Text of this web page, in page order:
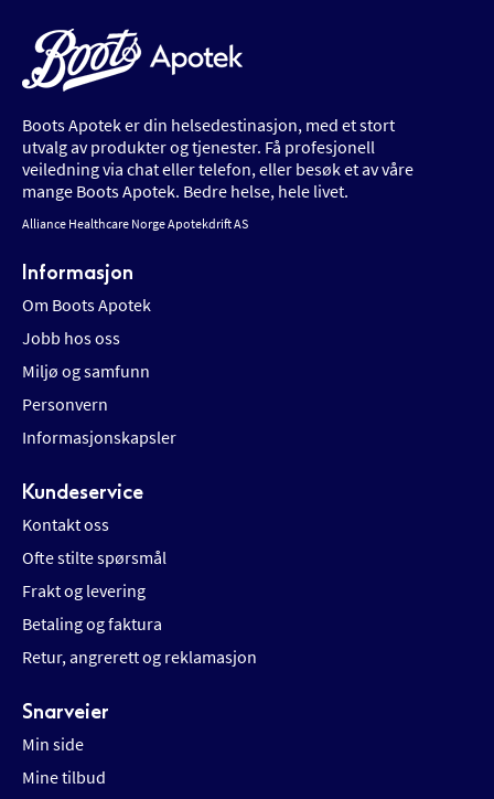
Boots Apotek er din helsedestinasjon, med et stort
utvalg av produkter og tjenester. Få profesjonell
veiledning via chat eller telefon, eller besøk et av våre
mange Boots Apotek. Bedre helse, hele livet.
Alliance Healthcare Norge Apotekdrift AS
Informasjon
Om Boots Apotek
Jobb hos oss
Miljø og samfunn
Personvern
Informasjonskapsler
Kundeservice
Kontakt oss
Ofte stilte spørsmål
Frakt og levering
Betaling og faktura
Retur, angrerett og reklamasjon
Snarveier
Min side
Mine tilbud